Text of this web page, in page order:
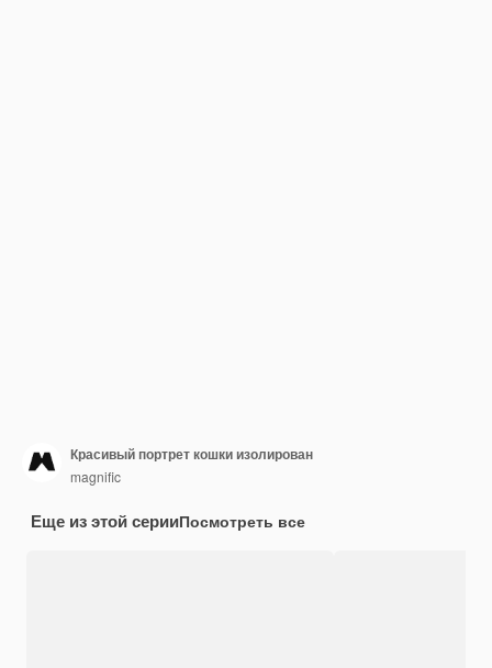
Красивый портрет кошки изолирован
magnific
Еще из этой серииПосмотреть все